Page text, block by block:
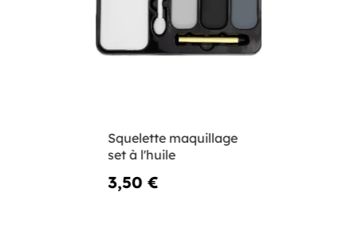
Squelette maquillage
set à l'huile
3,50 €